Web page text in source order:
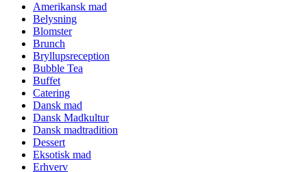
Amerikansk mad
Belysning
Blomster
Brunch
Bryllupsreception
Bubble Tea
Buffet
Catering
Dansk mad
Dansk Madkultur
Dansk madtradition
Dessert
Eksotisk mad
Erhverv